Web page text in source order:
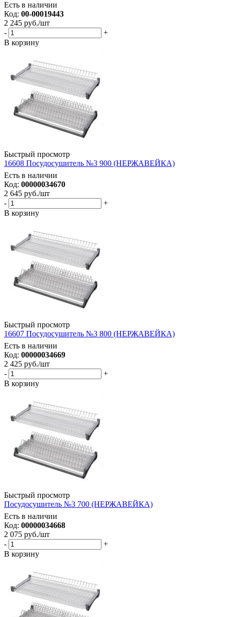
Есть в наличии
Код: 00-00019443
2 245 руб./шт
-
+
В корзину
Быстрый просмотр
16608 Посудосушитель №3 900 (НЕРЖАВЕЙКА)
Есть в наличии
Код: 00000034670
2 645 руб./шт
-
+
В корзину
Быстрый просмотр
16607 Посудосушитель №3 800 (НЕРЖАВЕЙКА)
Есть в наличии
Код: 00000034669
2 425 руб./шт
-
+
В корзину
Быстрый просмотр
Посудосушитель №3 700 (НЕРЖАВЕЙКА)
Есть в наличии
Код: 00000034668
2 075 руб./шт
-
+
В корзину